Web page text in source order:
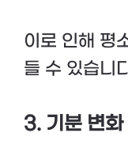
이로 인해 평
들 수 있습니
3. 기분 변화